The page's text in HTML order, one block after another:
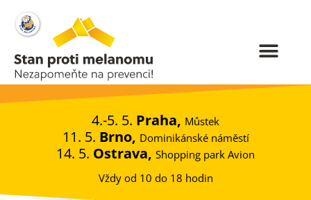
4.-5. 5. Praha, Můstek
11. 5. Brno, Dominikánské náměstí
14. 5. Ostrava, Shopping park Avion
Vždy od 10 do 18 hodin